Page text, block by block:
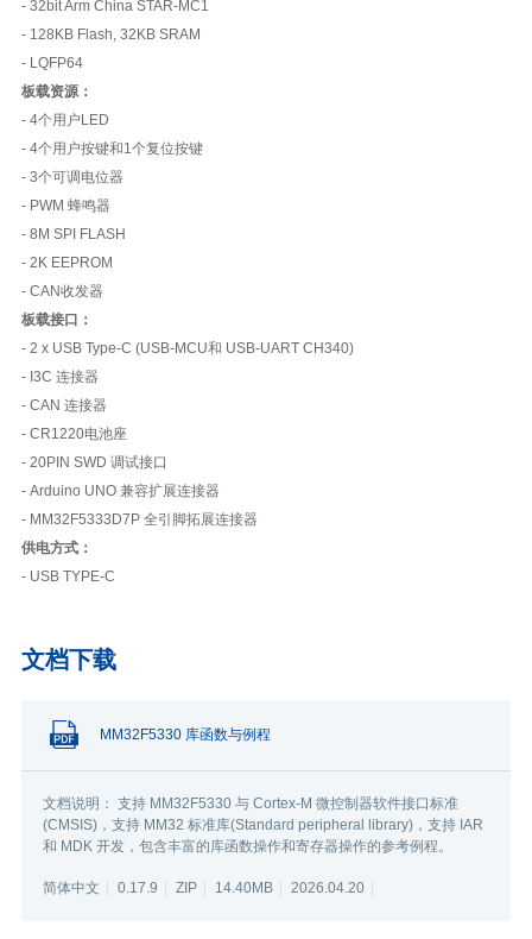
- 32bit Arm China STAR-MC1
- 128KB Flash, 32KB SRAM
- LQFP64
板载资源：
- 4个用户LED
- 4个用户按键和1个复位按键
- 3个可调电位器
- PWM 蜂鸣器
- 8M SPI FLASH
- 2K EEPROM
- CAN收发器
板载接口：
- 2 x USB Type-C (USB-MCU和 USB-UART CH340)
- I3C 连接器
- CAN 连接器
- CR1220电池座
- 20PIN SWD 调试接口
- Arduino UNO 兼容扩展连接器
- MM32F5333D7P 全引脚拓展连接器
供电方式：
- USB TYPE-C
文档下载
MM32F5330 库函数与例程
文档说明： 支持 MM32F5330 与 Cortex-M 微控制器软件接口标准
(CMSIS)，支持 MM32 标准库(Standard peripheral library)，支持 IAR
和 MDK 开发，包含丰富的库函数操作和寄存器操作的参考例程。
简体中文 0.17.9 ZIP 14.40MB 2026.04.20